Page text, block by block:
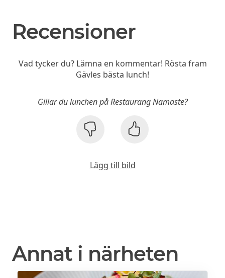
Recensioner
Vad tycker du? Lämna en kommentar! Rösta fram
Gävles bästa lunch!
Gillar du lunchen på Restaurang Namaste?
Lägg till bild
Annat i närheten